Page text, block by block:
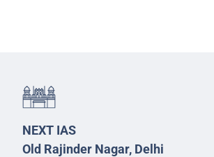
NEXT IAS
Old Rajinder Nagar, Delhi